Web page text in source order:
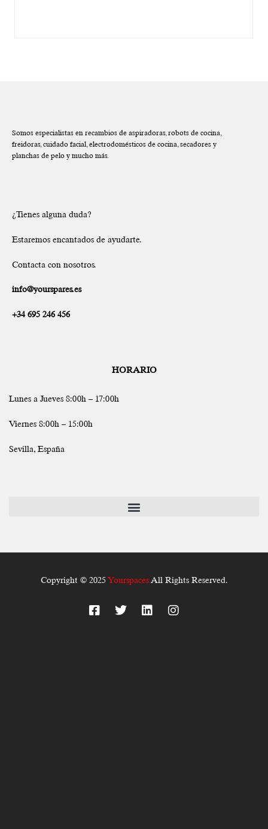
Somos especialistas en recambios de aspiradoras, robots de cocina,
freidoras, cuidado facial, electrodomésticos de cocina, secadores y
planchas de pelo y mucho más.
¿Tienes alguna duda?
Estaremos encantados de ayudarte.
Contacta con nosotros.
info@yourspares.es
+34 695 246 456
HORARIO
Lunes a Jueves 8:00h – 17:00h
Viernes 8:00h – 15:00h
Sevilla, España
Copyright © 2025 YourspacesAll Rights Reserved.